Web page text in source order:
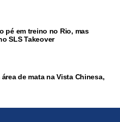
pé em treino no Rio, mas
SLS Takeover
de mata na Vista Chinesa,